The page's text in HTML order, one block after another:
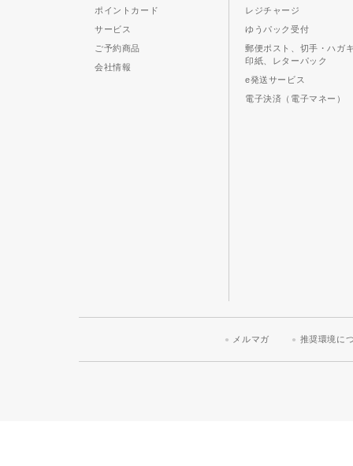
ポイントカード
サービス
ご予約商品
会社情報
レジチャージ
ゆうパック受付
郵便ポスト、切手・ハガ
印紙、レターパック
e発送サービス
電子決済（電子マネー）
メルマガ 推奨環境に